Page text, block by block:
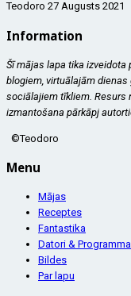
Teodoro 27 Augusts 2021
Information
Šī mājas lapa tika
blogiem, virtuālajām
sociālajiem tīkliem. Resurs
izmantošana pārkāpj
©Teodoro
Menu
Mājas
Receptes
Fantastika
Datori &
Bildes
Par lapu